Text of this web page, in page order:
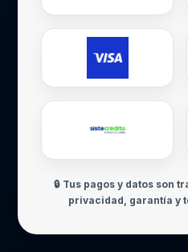
🔒 Tus pagos y datos son
privacidad, garantía y